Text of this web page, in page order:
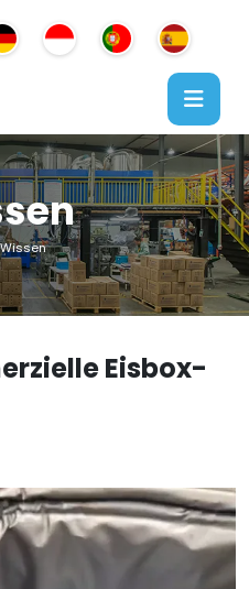
Wissen
Eisbox-